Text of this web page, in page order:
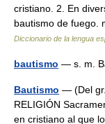
cristiano. 2. En
bautismo de
Diccionario de la lengua
bautismo — s. m.
Bautismo — (Del
RELIGIÓN
en cristiano al que